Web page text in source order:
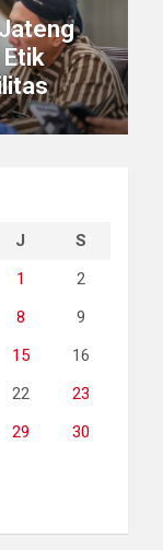
Etik
J
S
1
2
8
9
15
16
22
23
29
30